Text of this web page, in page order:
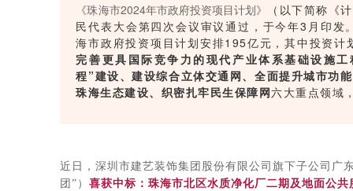
《珠海市2024年市政府投资项目计划》
（以下简称《
民代表大会第四次会议审议通过，于今年3月印发
海市政府投资项目计划安排195亿元，其中投资
完善更具国际竞争力的现代产业体系基础设施
程”建设、建设综合立体交通网、全面提升城市功
珠海生态建设、织密扎牢民生保障网六大重点领域
近日，深圳市建艺装饰集团股份有限公司旗下子公司广
团”）喜获中标：珠海市北区水质净化厂二期及地面公